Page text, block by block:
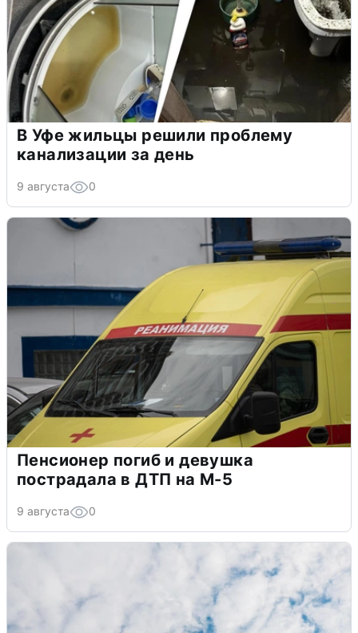
В Уфе жильцы решили проблему
канализации за день
9 августа 0
Пенсионер погиб и девушка
пострадала в ДТП на М-5
9 августа 0